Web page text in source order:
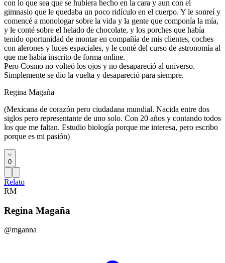
con lo que sea que se hubiera hecho en la cara y aun con el
gimnasio que le quedaba un poco ridículo en el cuerpo. Y le sonreí y
comencé a monologar sobre la vida y la gente que componía la mía,
y le conté sobre el helado de chocolate, y los porches que había
tenido oportunidad de montar en compañía de mis clientes, coches
con alerones y luces espaciales, y le conté del curso de astronomía al
que me había inscrito de forma online.
Pero Cosmo no volteó los ojos y no desapareció al universo.
Simplemente se dio la vuelta y desapareció para siempre.
Regina Magaña
(Mexicana de corazón pero ciudadana mundial. Nacida entre dos
siglos pero representante de uno solo. Con 20 años y contando todos
los que me faltan. Estudio biología porque me interesa, pero escribo
porque es mi pasión)
0
Relato
RM
Regina Magaña
@mganna